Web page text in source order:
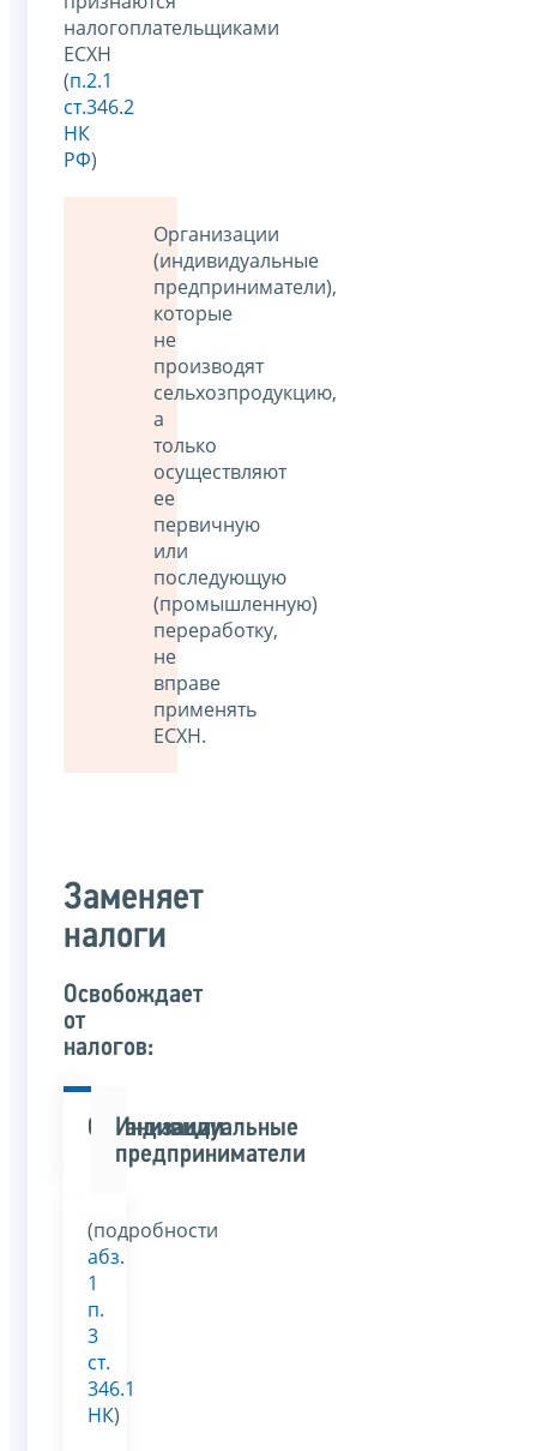
налогоплательщиками
ЕСХН
(п.2.1
ст.346.2
НК
РФ)
Организации
(индивидуальные
предприниматели),
которые
не
производят
сельхозпродукцию,
а
только
осуществляют
ее
первичную
или
последующую
(промышленную)
переработку,
не
вправе
применять
ЕСХН.
Заменяет
налоги
Освобождает
от
налогов:
Организации
Индивидуальные
предприниматели
(подробности
абз.
1
п.
3
ст.
346.1
НК)